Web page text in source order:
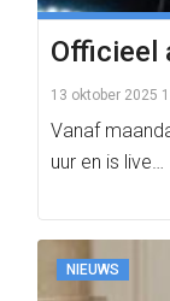
Officieel
13 oktober 2025
Vanaf
uur en is live…
NIEUWS